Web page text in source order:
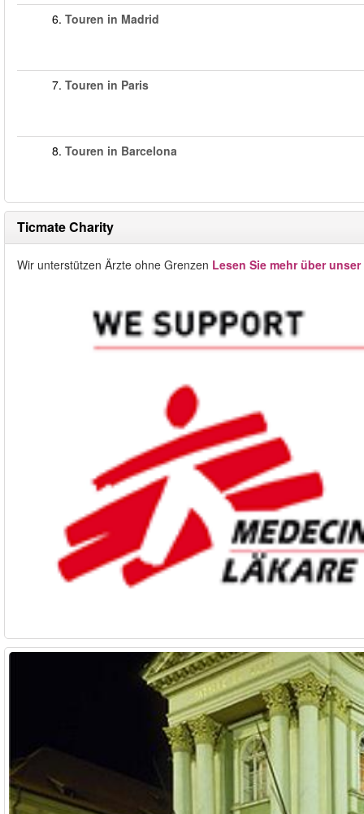
6. Touren in Madrid
7. Touren in Paris
8. Touren in Barcelona
Ticmate Charity
Wir unterstützen Ärzte ohne Grenzen Lesen Sie mehr über